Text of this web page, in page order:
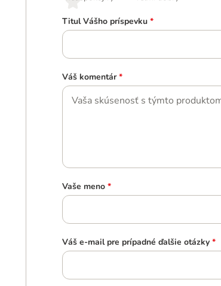
Titul Vášho príspevku *
Váš komentár *
Vaše meno *
Váš e-mail pre prípadné ďalšie otázky *